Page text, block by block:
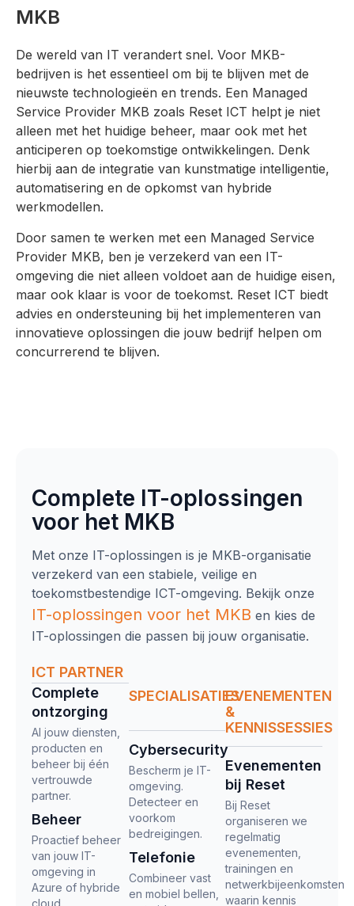
MKB
De wereld van IT verandert snel. Voor MKB-
bedrijven is het essentieel om bij te blijven met de
nieuwste technologieën en trends. Een Managed
Service Provider MKB zoals Reset ICT helpt je niet
alleen met het huidige beheer, maar ook met het
anticiperen op toekomstige ontwikkelingen. Denk
hierbij aan de integratie van kunstmatige intelligentie,
automatisering en de opkomst van hybride
werkmodellen.
Door samen te werken met een Managed Service
Provider MKB, ben je verzekerd van een IT-
omgeving die niet alleen voldoet aan de huidige eisen,
maar ook klaar is voor de toekomst. Reset ICT biedt
advies en ondersteuning bij het implementeren van
innovatieve oplossingen die jouw bedrijf helpen om
concurrerend te blijven.
Complete IT-oplossingen
voor het MKB
Met onze IT-oplossingen is je MKB-organisatie
verzekerd van een stabiele, veilige en
toekomstbestendige ICT-omgeving. Bekijk onze
IT-oplossingen voor het MKB en kies de
IT-oplossingen die passen bij jouw organisatie.
ICT PARTNER
Complete
ontzorging​
Al jouw diensten,
producten en
beheer bij één
vertrouwde
partner.
Beheer
Proactief beheer
van jouw IT-
omgeving in
Azure of hybride
cloud.
SPECIALISATIES
Cybersecurity
Bescherm je IT-
omgeving.
Detecteer en
voorkom
bedreigingen.
Telefonie
Combineer vast
en mobiel bellen,
EVENEMENTEN
&
KENNISSESSIES
Evenementen
bij Reset
Bij Reset
organiseren we
regelmatig
evenementen,
trainingen en
netwerkbijeenkomsten
waarin kennis